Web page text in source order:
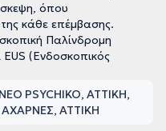
όπου
κάθε επέμβασης.
Παλίνδρομη
(Ενδοσκοπικός
PSYCHIKO, ΑΤΤΙΚΗ
ΑΧΑΡΝΕΣ, ΑΤΤΙΚΗ